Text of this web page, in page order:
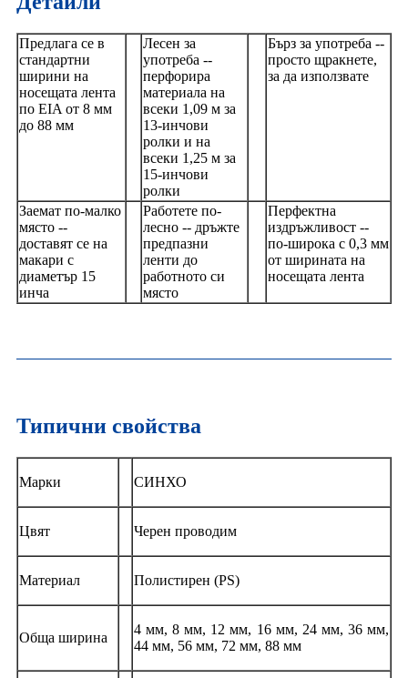
Предлага се в
стандартни
ширини на
носещата лента
по EIA от 8 мм
до 88 мм
Лесен за
употреба --
перфорира
материала на
всеки 1,09 м за
13-инчови
ролки и на
всеки 1,25 м за
15-инчови
ролки
Бърз за употреба --
просто щракнете,
за да използвате
Заемат по-малко
място --
доставят се на
макари с
диаметър 15
инча
Работете по-
лесно -- дръжте
предпазни
ленти до
работното си
място
Перфектна
издръжливост --
по-широка с 0,3 мм
от ширината на
носещата лента
Типични свойства
Марки СИНХО
Цвят Черен проводим
Материал Полистирен (PS)
Обща ширина
4 мм, 8 мм, 12 мм, 16 мм, 24 мм, 36 мм,
44 мм, 56 мм, 72 мм, 88 мм